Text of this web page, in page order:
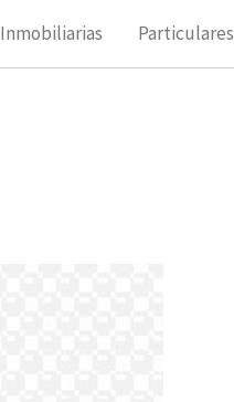
Inmobiliarias Particulares